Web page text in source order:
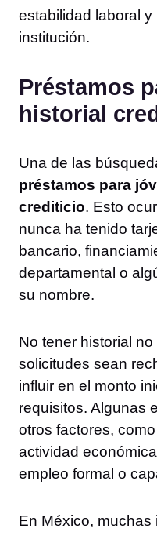
estabilidad laboral
institución.
Préstamos
historial
Una de las
préstamos para
crediticio. Esto
nunca ha tenido
bancario,
departamental o
su nombre.
No tener historial
solicitudes sean
influir en el monto
requisitos. Algunas
otros factores,
actividad
empleo formal o
En México,